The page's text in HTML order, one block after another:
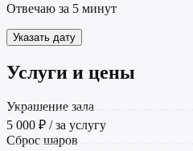
Отвечаю за 5 минут
Указать дату
Услуги и цены
Украшение зала
5 000 ₽ / за услугу
Сброс шаров